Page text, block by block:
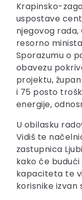
Krapinsko-
uspostave
njegovog rada,
resorno
Sporazumu o
obavezu
projektu,
i 75 posto
energije,
U obilasku
Vidiš te
zastupnica
kako će
kapaciteta te
korisnike izvan